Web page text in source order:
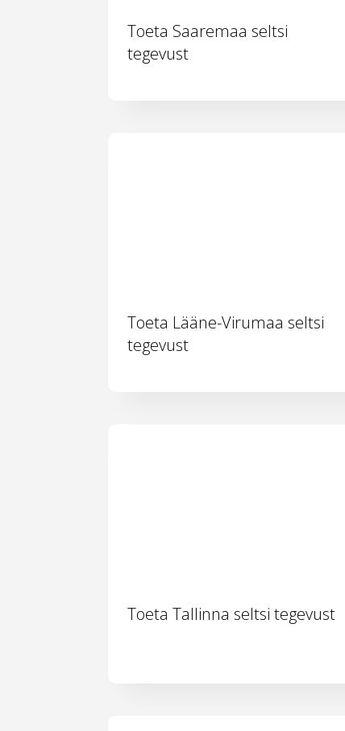
Toeta Saaremaa seltsi
tegevust
Toeta Lääne-Virumaa seltsi
tegevust
Toeta Tallinna seltsi tegevust